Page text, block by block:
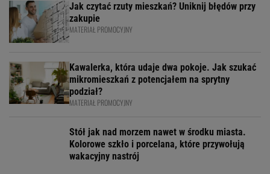
Jak czytać rzuty mieszkań? Uniknij błędów przy
zakupie
MATERIAŁ PROMOCYJNY
Kawalerka, która udaje dwa pokoje. Jak szukać
mikromieszkań z potencjałem na sprytny
podział?
MATERIAŁ PROMOCYJNY
Stół jak nad morzem nawet w środku miasta.
Kolorowe szkło i porcelana, które przywołują
wakacyjny nastrój